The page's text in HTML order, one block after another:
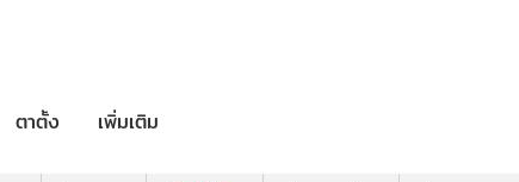
ตาตั้ง เพิ่มเติม